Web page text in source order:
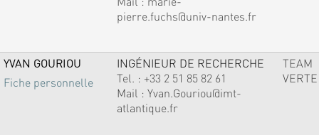
pierre.fuchs@univ-nantes.fr
YVAN GOURIOU
Fiche personnelle
INGÉNIEUR DE RECHERCHE
Tel. : +33 2 51 85 82 61
Mail : Yvan.Gouriou@imt-
atlantique.fr
TEAM
VERTE